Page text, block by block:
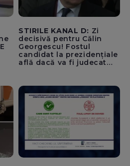
STIRILE KANAL D: Zi
decisivă pentru Călin
Georgescu! Fostul
candidat la prezidențiale
află dacă va fi judecat